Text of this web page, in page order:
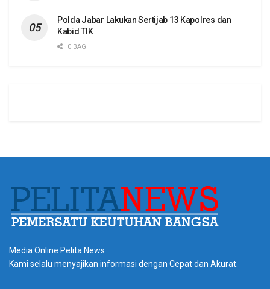
Polda Jabar Lakukan Sertijab 13 Kapolres dan
Kabid TIK
0 BAGI
Media Online Pelita News
Kami selalu menyajikan informasi dengan Cepat dan Akurat.